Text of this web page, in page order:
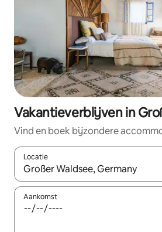
Vakantieverblijven in
Vind en boek bijzondere
Locatie
Wanneer er resultaten beschikbaar
Aankomst